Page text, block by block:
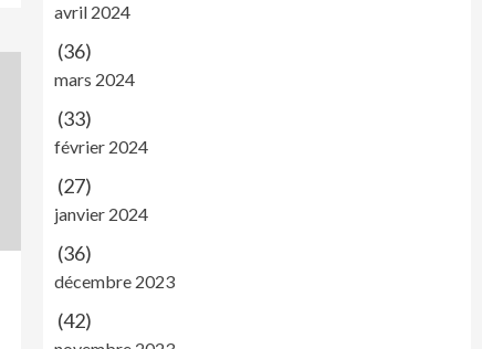
avril 2024
(36)
mars 2024
(33)
février 2024
(27)
janvier 2024
(36)
décembre 2023
(42)